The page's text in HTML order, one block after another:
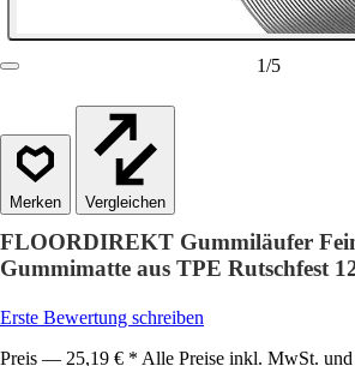
1/5
Vergleichen
FLOORDIREKT Gummiläufer
Gummimatte aus TPE Rutschfest
Erste Bewertung schreiben
Preis — 25,19 € * Alle Preise inkl. MwSt. und